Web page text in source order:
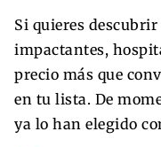
Si quieres
impactantes,
precio más que
en tu lista. De
ya lo han elegido